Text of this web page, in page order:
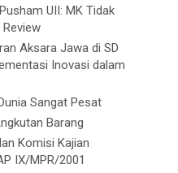
UII: MK Tidak
Aksara Jawa di SD
Inovasi dalam
Sangat Pesat
Barang
Komisi Kajian
IX/MPR/2001